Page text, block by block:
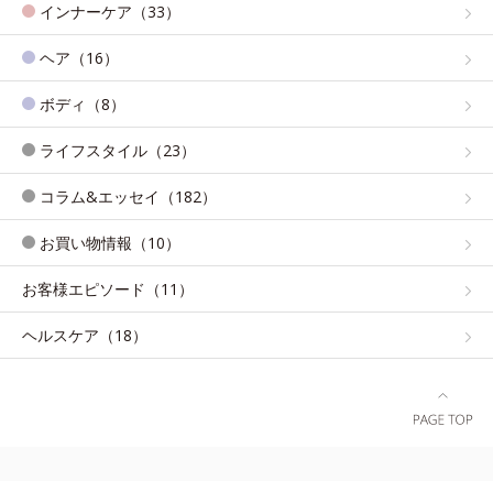
インナーケア（33）
ヘア（16）
ボディ（8）
ライフスタイル（23）
コラム&エッセイ（182）
お買い物情報（10）
お客様エピソード（11）
ヘルスケア（18）